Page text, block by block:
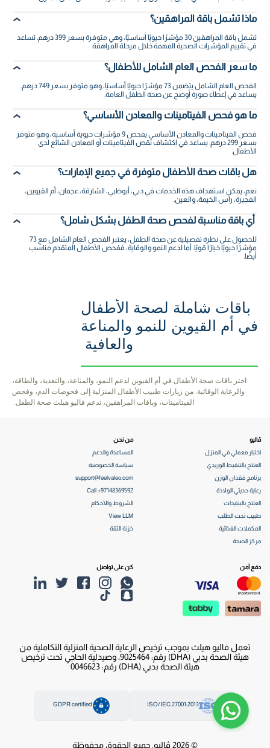
ماذا تشمل باقة المراهقين؟
تشمل باقة المراهقين 30 مؤشرًا حيويًا أساسيًا، وهي متوفرة بسعر 399 درهم. تساعد
في تقييم المؤشرات الصحية المهمة خلال مرحلة المراهقة.
ما سعر الفحص العام الشامل للأطفال؟
الفحص العام الشامل يتضمن 73 مؤشرًا حيويًا أساسيًا، وهو متوفر بسعر 749 درهم.
يساعد في إعطاء صورة أوضح عن صحة الطفل العامة.
ما هو فحص الفيتامينات والمعادن الأساسي؟
فحص الفيتامينات والمعادن الأساسي يفحص 9 مؤشرات حيوية أساسية، وهو متوفر
بسعر 299 درهم. يساعد في اكتشاف نقص الفيتامينات أو المعادن الشائع لدى
الأطفال.
هل باقات صحة الأطفال متوفرة في جميع الإمارات؟
نعم، يمكن استهداف هذه الخدمات في دبي، أبوظبي، الشارقة، عجمان، أم القيوين،
الفجيرة، رأس الخيمة، والعين.
أي باقة مناسبة لفحص صحة الطفل بشكل شامل؟
للحصول على نظرة تفصيلية عن صحة الطفل، يعتبر الفحص العام الشامل مع 73
مؤشرًا حيويًا خيارًا قويًا. أما لدعم النمو والوقاية، ففحص الأطفال المتقدم مناسب
أيضًا.
باقات شاملة لصحة الأطفال
في أم القيوين للنمو والمناعة
والعافية
اختر باقات صحة الأطفال في أم القيوين لدعم النمو، والمناعة، والتغذية، والطاقة،
والرعاية الوقائية. من زيارات طبيب الأطفال المنزلية إلى فحوصات الدم، وفحص
الفيتامينات، وباقات المراهقين، تدعم فاليو هيلث صحة الطفل.
ڤاليو
اختبار معملي في المنزل
العلاج بالتنقيط الوريدي
برنامج فقدان الوزن
رعاية حديثي الولادة
العلاج بالببتيدات
طبيب تحت الطلب
المكملات الغذائية
مركز الصحة
من نحن
المساعدة والدعم
سياسة الخصوصية
support@feelvaleo.com
Call +97148369592
الشروط والأحكام
View LLM
خزنة الثقة
دفع آمن كن على تواصل
تعمل فاليو هيلث بموجب ترخيص الرعاية الصحية المنزلية التكاملية من
هيئة الصحة بدبي (DHA) رقم: 9025464، وصيدلية الحاجي تحت ترخيص
هيئة الصحة بدبي (DHA) رقم: 0046623
ISO/IEC 27001:2013
GDPR certified
© 2026 ڤاليو. جميع الحقوق محفوظة